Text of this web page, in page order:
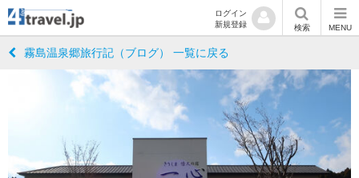
ログイン
新規登録
検索 MENU
霧島温泉郷旅行記（ブログ） 一覧に戻る